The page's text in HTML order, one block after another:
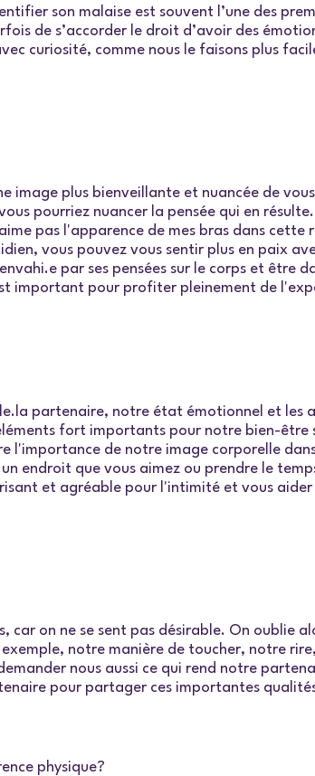
son malaise est souvent l’une des
de s’accorder le droit d’avoir des
curiosité, comme nous le faisons plus
image plus bienveillante et nuancée de
pourriez nuancer la pensée qui en
pas l'apparence de mes bras dans cette
vous pouvez vous sentir plus en paix
par ses pensées sur le corps et être
important pour profiter pleinement de
partenaire, notre état émotionnel et les
fort importants pour notre bien-être
l'importance de notre image corporelle
endroit que vous aimez ou prendre le
et agréable pour l'intimité et vous
on ne se sent pas désirable. On oublie
notre manière de toucher, notre
nous aussi ce qui rend notre
pour partager ces importantes
physique?